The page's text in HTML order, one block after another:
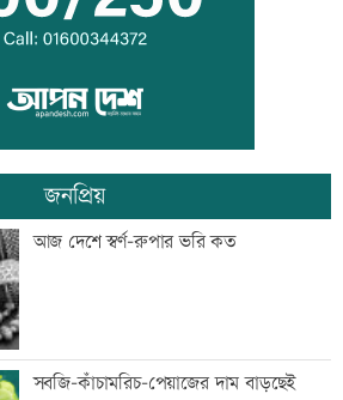
দুদকের মামলায় ঢাকা ব্যাংকের ৪ কর্মকর্তার
কারাদণ্ড
জিয়াউর রহমান দেশে প্রথম সবুজ বিপ্লবের
ডাক দিয়েছিলেন: পরিবেশমন্ত্রী
প্রথম শ্রেণিতে ভর্তি লটারিতে
জনপ্রিয়
আজ দেশে স্বর্ণ-রুপার ভরি কত
সবজি-কাঁচামরিচ-পেয়াজের দাম বাড়ছেই